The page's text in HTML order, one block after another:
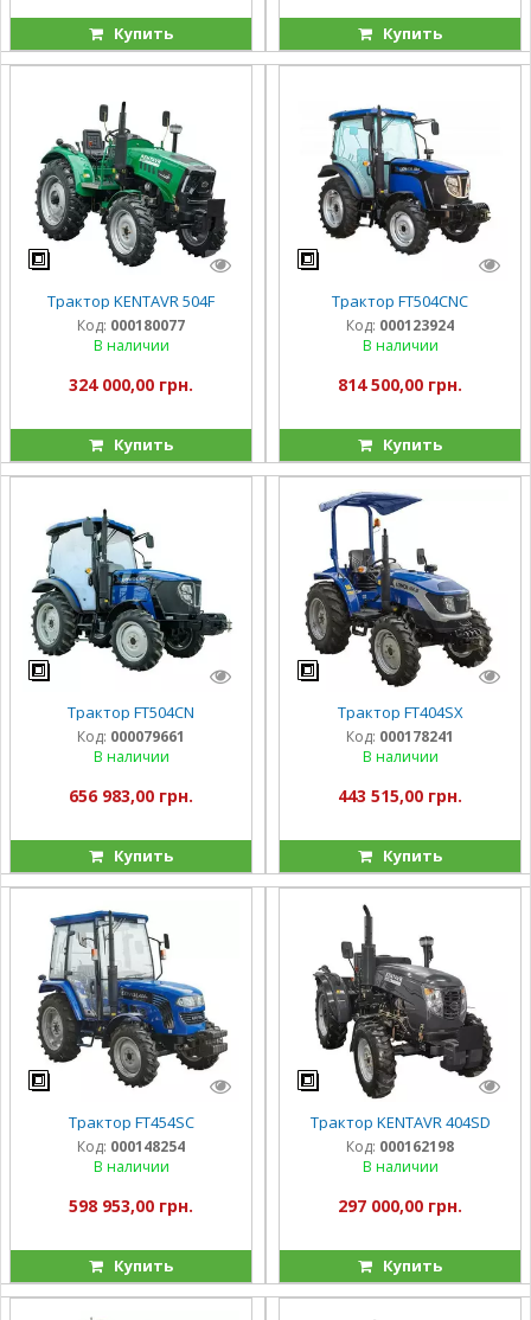
Купить Купить
Трактор KENTAVR 504F
Код: 000180077
В наличии
324 000,00 грн.
Купить
Трактор FT504CNC
Код: 000123924
В наличии
814 500,00 грн.
Купить
Трактор FT504CN
Код: 000079661
В наличии
656 983,00 грн.
Купить
Трактор FT404SX
Код: 000178241
В наличии
443 515,00 грн.
Купить
Трактор FT454SC
Код: 000148254
В наличии
598 953,00 грн.
Купить
Трактор KENTAVR 404SD
Код: 000162198
В наличии
297 000,00 грн.
Купить